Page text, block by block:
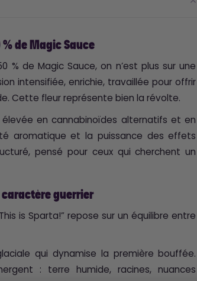
de Magic Sauce
% de Magic Sauce, on n’est plus sur une
intensifiée, enrichie, travaillée pour offrir
Cette fleur représente bien la révolte.
en cannabinoïdes alternatifs et en
aromatique et la puissance des effets
pensé pour ceux qui cherchent un
guerrier
is Sparta!” repose sur un équilibre entre
qui dynamise la première bouffée.
: terre humide, racines, nuances